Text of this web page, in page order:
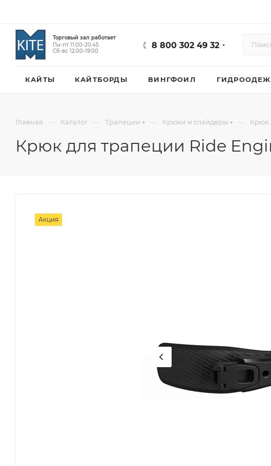
Торговый зал работает
Пн-пт 11:00-20:45
Сб-вс 12:00-19:00
8 800 302 49 32
КАЙТЫ КАЙТБОРДЫ ВИНГФОИЛ
Главная — Каталог — Трапеции — Крюки и слайдеры — Крюк
Крюк для трапеции Ride
Акция